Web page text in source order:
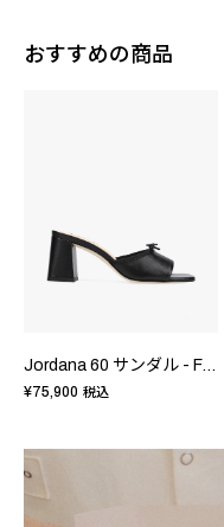
おすすめの商品
Jordana 60 サンダル - FRサイズ
¥75,900 税込